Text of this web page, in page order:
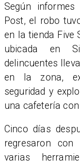
Según
Post, el robo
en la tienda Five
ubicada en
delincuentes
en la zona,
seguridad y
una cafetería
Cinco días
regresaron
varias